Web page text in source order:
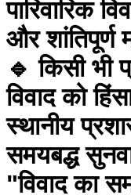
पारिवारिक
और शांतिपूर्ण
🔹 किसी भी
विवाद को
स्थानीय
समयबद्ध
"विवाद का